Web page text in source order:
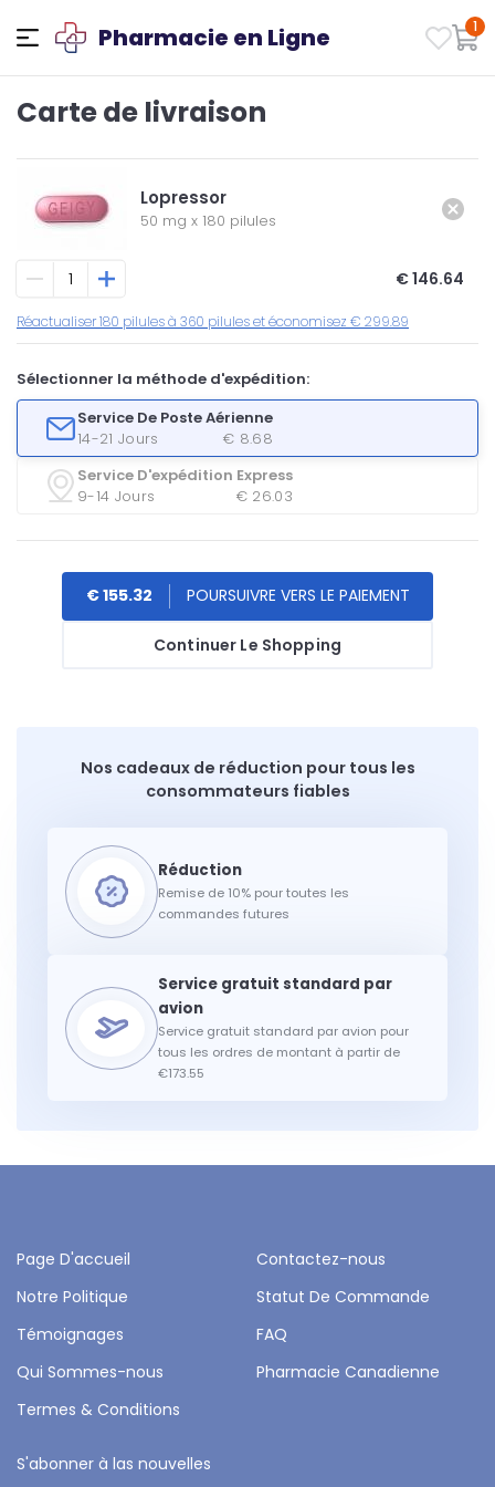
Pharmacie en Ligne 1
Carte de livraison
Lopressor
50 mg x 180 pilules
€ 146.64
Réactualiser 180 pilules à 360 pilules et économisez € 299.89
Sélectionner la méthode d'expédition:
Service De Poste Aérienne
14-21 Jours
€ 8.68
Service D'expédition Express
9-14 Jours
€ 26.03
Continuer Le Shopping
€ 155.32
Nos cadeaux de réduction pour tous les
consommateurs fiables
Remise de 10% pour toutes les
commandes futures
Service gratuit standard par avion pour
tous les ordres de montant à partir de
€173.55
Page D'accueil
Contactez-nous
Notre Politique
Statut De Commande
Témoignages
FAQ
Qui Sommes-nous
Pharmacie Canadienne
Termes & Conditions
S'abonner à las nouvelles